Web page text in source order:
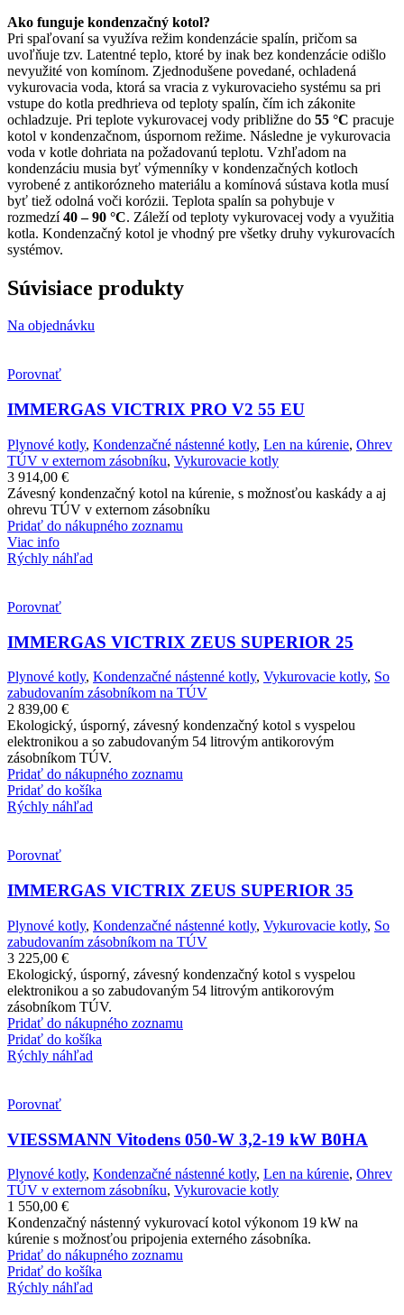
Ako funguje kondenzačný kotol?
Pri spaľovaní sa využíva režim kondenzácie spalín, pričom sa
uvoľňuje tzv. Latentné teplo, ktoré by inak bez kondenzácie odišlo
nevyužité von komínom. Zjednodušene povedané, ochladená
vykurovacia voda, ktorá sa vracia z vykurovacieho systému sa pri
vstupe do kotla predhrieva od teploty spalín, čím ich zákonite
ochladzuje. Pri teplote vykurovacej vody približne do 55 °C pracuje
kotol v kondenzačnom, úspornom režime. Následne je vykurovacia
voda v kotle dohriata na požadovanú teplotu. Vzhľadom na
kondenzáciu musia byť výmenníky v kondenzačných kotloch
vyrobené z antikorózneho materiálu a komínová sústava kotla musí
byť tiež odolná voči korózii. Teplota spalín sa pohybuje v
rozmedzí40 – 90 °C. Záleží od teploty vykurovacej vody a využitia
kotla. Kondenzačný kotol je vhodný pre všetky druhy vykurovacích
systémov.
Súvisiace produkty
Na objednávku
Porovnať
IMMERGAS VICTRIX PRO V2 55 EU
Plynové kotly, Kondenzačné nástenné kotly, Len na kúrenie, Ohrev
TÚV v externom zásobníku, Vykurovacie kotly
3 914,00 €
Závesný kondenzačný kotol na kúrenie, s možnosťou kaskády a aj
ohrevu TÚV v externom zásobníku
Pridať do nákupného zoznamu
Viac info
Rýchly náhľad
Porovnať
IMMERGAS VICTRIX ZEUS SUPERIOR 25
Plynové kotly, Kondenzačné nástenné kotly, Vykurovacie kotly, So
zabudovaním zásobníkom na TÚV
2 839,00 €
Ekologický, úsporný, závesný kondenzačný kotol s vyspelou
elektronikou a so zabudovaným 54 litrovým antikorovým
zásobníkom TÚV.
Pridať do nákupného zoznamu
Pridať do košíka
Rýchly náhľad
Porovnať
IMMERGAS VICTRIX ZEUS SUPERIOR 35
Plynové kotly, Kondenzačné nástenné kotly, Vykurovacie kotly, So
zabudovaním zásobníkom na TÚV
3 225,00 €
Ekologický, úsporný, závesný kondenzačný kotol s vyspelou
elektronikou a so zabudovaným 54 litrovým antikorovým
zásobníkom TÚV.
Pridať do nákupného zoznamu
Pridať do košíka
Rýchly náhľad
Porovnať
VIESSMANN Vitodens 050-W 3,2-19 kW B0HA
Plynové kotly, Kondenzačné nástenné kotly, Len na kúrenie, Ohrev
TÚV v externom zásobníku, Vykurovacie kotly
1 550,00 €
Kondenzačný nástenný vykurovací kotol výkonom 19 kW na
kúrenie s možnosťou pripojenia externého zásobníka.
Pridať do nákupného zoznamu
Pridať do košíka
Rýchly náhľad